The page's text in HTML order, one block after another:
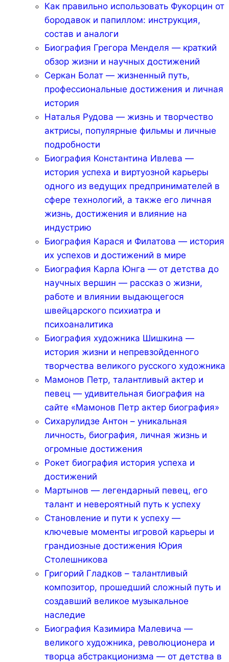
Как правильно использовать Фукорцин от
бородавок и папиллом: инструкция,
состав и аналоги
Биография Грегора Менделя — краткий
обзор жизни и научных достижений
Серкан Болат — жизненный путь,
профессиональные достижения и личная
история
Наталья Рудова — жизнь и творчество
актрисы, популярные фильмы и личные
подробности
Биография Константина Ивлева —
история успеха и виртуозной карьеры
одного из ведущих предпринимателей в
сфере технологий, а также его личная
жизнь, достижения и влияние на
индустрию
Биография Карася и Филатова — история
их успехов и достижений в мире
Биография Карла Юнга — от детства до
научных вершин — рассказ о жизни,
работе и влиянии выдающегося
швейцарского психиатра и
психоаналитика
Биография художника Шишкина —
история жизни и непревзойденного
творчества великого русского художника
Мамонов Петр, талантливый актер и
певец — удивительная биография на
сайте «Мамонов Петр актер биография»
Сихарулидзе Антон – уникальная
личность, биография, личная жизнь и
огромные достижения
Рокет биография история успеха и
достижений
Мартынов — легендарный певец, его
талант и невероятный путь к успеху
Становление и пути к успеху —
ключевые моменты игровой карьеры и
грандиозные достижения Юрия
Столешникова
Григорий Гладков – талантливый
композитор, прошедший сложный путь и
создавший великое музыкальное
наследие
Биография Казимира Малевича —
великого художника, революционера и
творца абстракционизма — от детства в